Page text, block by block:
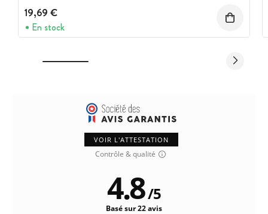
19,69 €
En stock
VOIR L'ATTESTATION
Contrôle & qualité
4.8/5
Basé sur 22 avis